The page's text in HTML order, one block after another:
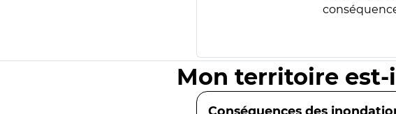
Mon territoire
Conséquences des